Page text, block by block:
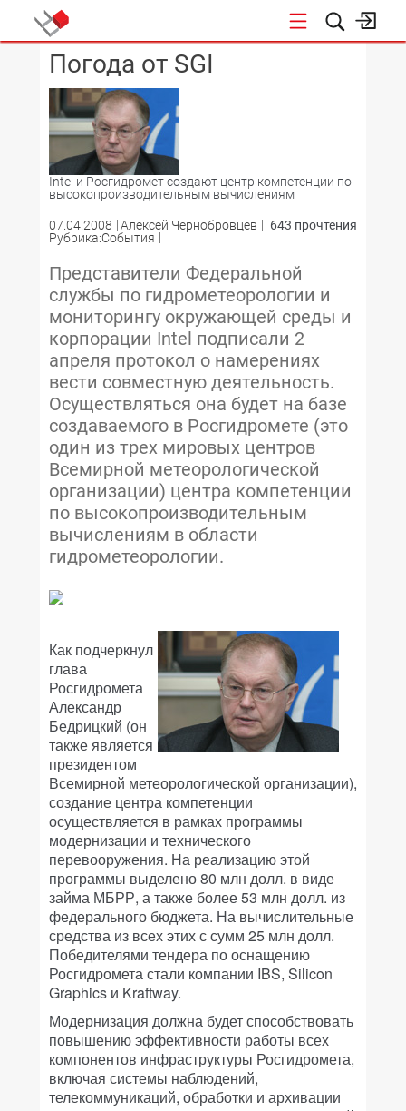
Погода от SGI
Intel и Росгидромет создают центр компетенции по
высокопроизводительным вычислениям
07.04.2008
Алексей Чернобровцев
Рубрика:События
643 прочтения
Представители Федеральной
службы по гидрометеорологии и
мониторингу окружающей среды и
корпорации Intel подписали 2
апреля протокол о намерениях
вести совместную деятельность.
Осуществляться она будет на базе
создаваемого в Росгидромете (это
один из трех мировых центров
Всемирной метеорологической
организации) центра компетенции
по высокопроизводительным
вычислениям в области
гидрометеорологии.
Как подчеркнул
глава
Росгидромета
Александр
Бедрицкий (он
также является
президентом
Всемирной метеорологической организации),
создание центра компетенции
осуществляется в рамках программы
модернизации и технического
перевооружения. На реализацию этой
программы выделено 80 млн долл. в виде
займа МБРР, а также более 53 млн долл. из
федерального бюджета. На вычислительные
средства из всех этих с сумм 25 млн долл.
Победителями тендера по оснащению
Росгидромета стали компании IBS, Silicon
Graphics и Kraftway.
Модернизация должна будет способствовать
повышению эффективности работы всех
компонентов инфраструктуры Росгидромета,
включая системы наблюдений,
телекоммуникаций, обработки и архивации